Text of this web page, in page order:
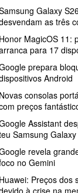
Galaxy
as três
Honor MagicOS 11:
para 17
prepara
Android
Novas consolas
preços
Assistant
Samsung Galaxy
revela
no Gemini
Huawei: Preços dos
à crise na